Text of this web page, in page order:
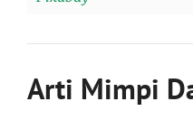
Arti Mimpi